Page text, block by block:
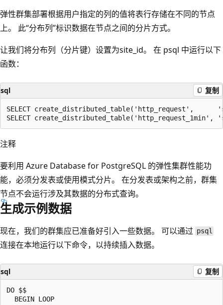
弹性群集部署根据用户指定的列的值将表行存储在不同的节点
上。 此“分布列”标识数据在节点之间的分片方式。
让我们将分布列（分片键）设置为site_id。 在 psql 中运行以下
函数：
sql 复制
SELECT create_distributed_table('http_request',
注释
要利用 Azure Database for PostgreSQL 的弹性集群性能功
能，必须分发表或使用模式分片。 在分发表或架构之前，群集
节点不会运行涉及其数据的分布式查询。
生成示例数据
现在，我们的群集应已准备好引入一些数据。 可以通过 psql
连接在本地运行以下命令，以持续插入数据。
sql 复制
DO $$
  BEGIN LOOP